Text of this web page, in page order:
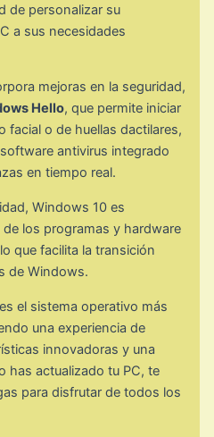
de personalizar su
a sus necesidades
mejoras en la seguridad,
Hello, que permite iniciar
facial o de huellas dactilares,
antivirus integrado
en tiempo real.
Windows 10 es
los programas y hardware
que facilita la transición
de Windows.
el sistema operativo más
una experiencia de
innovadoras y una
has actualizado tu PC, te
para disfrutar de todos los